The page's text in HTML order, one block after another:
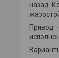
назад.
Привод